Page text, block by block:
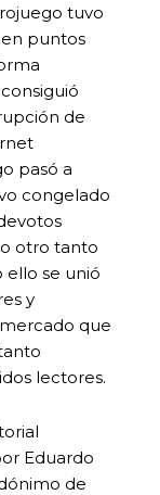
tuvo
puntos
de
pasó a
congelado
otro tanto
ello se unió
y
que
lectores.
Eduardo
de